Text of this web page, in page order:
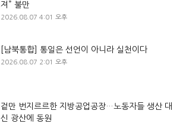
져” 불만
2026.08.07 4:01 오후
[남북통합] 통일은 선언이 아니라 실천이다
2026.08.07 2:01 오후
겉만 번지르르한 지방공업공장…노동자들 생산 대
신 광산에 동원